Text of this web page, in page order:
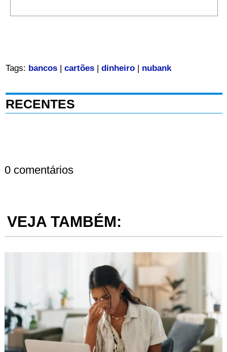
Tags: bancos| cartões| dinheiro| nubank
RECENTES
0 comentários
VEJA TAMBÉM: